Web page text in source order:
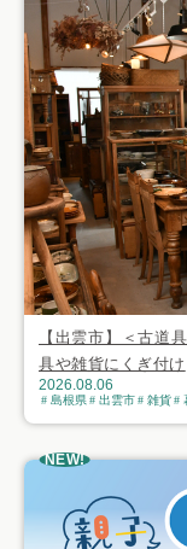
【出雲市】＜古道
具や雑貨にくぎ付け
2026.08.06
島根県 出雲市 雑貨
NEW!